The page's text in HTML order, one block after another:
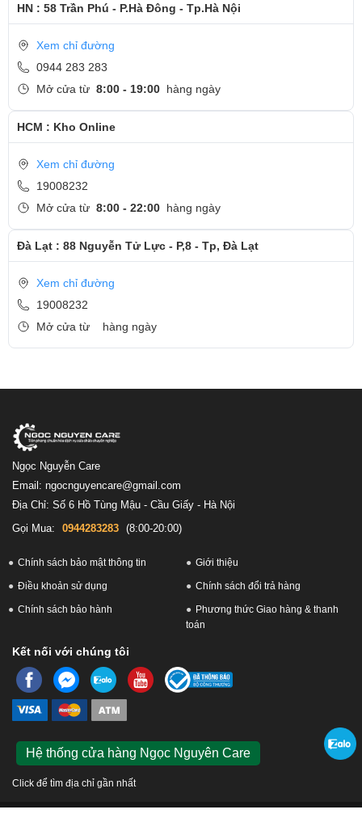
HN : 58 Trần Phú - P.Hà Đông - Tp.Hà Nội
Xem chỉ đường
0944 283 283
Mở cửa từ 8:00 - 19:00 hàng ngày
HCM : Kho Online
Xem chỉ đường
19008232
Mở cửa từ 8:00 - 22:00 hàng ngày
Đà Lạt : 88 Nguyễn Tử Lực - P,8 - Tp, Đà Lạt
Xem chỉ đường
19008232
Mở cửa từ
hàng ngày
Ngọc Nguyễn Care
Email: ngocnguyencare@gmail.com
Địa Chỉ: Số 6 Hồ Tùng Mậu - Cầu Giấy - Hà Nội
Gọi Mua:
0944283283 (8:00-20:00)
Chính sách bảo mật thông tin Giới thiệu
Điều khoản sử dụng Chính sách đổi trả hàng
Chính sách bảo hành
Phương thức Giao hàng & thanh
toán
Kết nối với chúng tôi
Hệ thống cửa hàng Ngọc Nguyên Care
Click để tìm địa chỉ gần nhất